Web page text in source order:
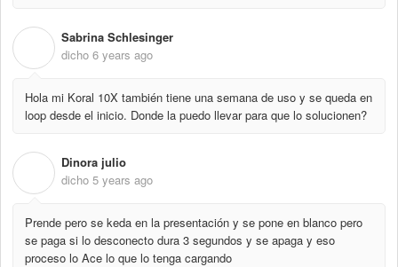
Sabrina Schlesinger
dicho 6 years ago
Hola mi Koral 10X también tiene una semana de uso y se queda en
loop desde el inicio. Donde la puedo llevar para que lo solucionen?
Dinora julio
dicho 5 years ago
Prende pero se keda en la presentación y se pone en blanco pero
se paga si lo desconecto dura 3 segundos y se apaga y eso
proceso lo Ace lo que lo tenga cargando